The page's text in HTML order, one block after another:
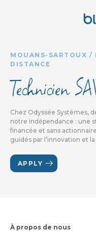
MOUANS-SARTOUX /
DISTANCE
Technicien
Chez Odyssée Systèmes,
notre indépendance : une
financée et sans
guidés par l’innovation et
APPLY
À propos de nous